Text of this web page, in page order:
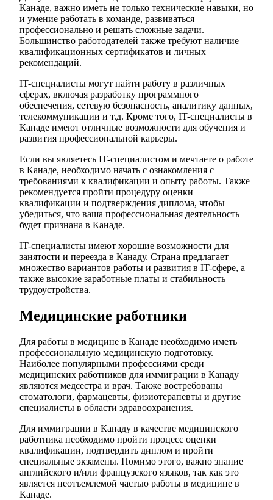
Канаде, важно иметь не только технические навыки, но
и умение работать в команде, развиваться
профессионально и решать сложные задачи.
Большинство работодателей также требуют наличие
квалификационных сертификатов и личных
рекомендаций.
IT-специалисты могут найти работу в различных
сферах, включая разработку программного
обеспечения, сетевую безопасность, аналитику данных,
телекоммуникации и т.д. Кроме того, IT-специалисты в
Канаде имеют отличные возможности для обучения и
развития профессиональной карьеры.
Если вы являетесь IT-специалистом и мечтаете о работе
в Канаде, необходимо начать с ознакомления с
требованиями к квалификации и опыту работы. Также
рекомендуется пройти процедуру оценки
квалификации и подтверждения диплома, чтобы
убедиться, что ваша профессиональная деятельность
будет признана в Канаде.
IT-специалисты имеют хорошие возможности для
занятости и переезда в Канаду. Страна предлагает
множество вариантов работы и развития в IT-сфере, а
также высокие заработные платы и стабильность
трудоустройства.
Медицинские работники
Для работы в медицине в Канаде необходимо иметь
профессиональную медицинскую подготовку.
Наиболее популярными профессиями среди
медицинских работников для иммиграции в Канаду
являются медсестра и врач. Также востребованы
стоматологи, фармацевты, физиотерапевты и другие
специалисты в области здравоохранения.
Для иммиграции в Канаду в качестве медицинского
работника необходимо пройти процесс оценки
квалификации, подтвердить диплом и пройти
специальные экзамены. Помимо этого, важно знание
английского и/или французского языков, так как это
является неотъемлемой частью работы в медицине в
Канаде.